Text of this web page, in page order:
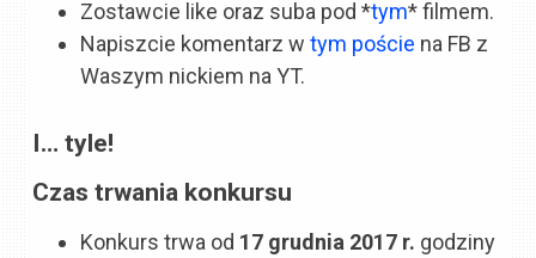
Zostawcie like oraz suba pod *tym* filmem.
Napiszcie komentarz w tym poście na FB z
Waszym nickiem na YT.
I… tyle!
Czas trwania konkursu
Konkurs trwa od 17 grudnia 2017 r. godziny